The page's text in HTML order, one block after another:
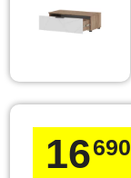
16690